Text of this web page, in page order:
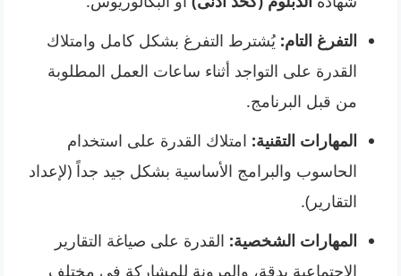
التفرغ التام: يُشترط التفرغ بشكل كامل وامتلاك
القدرة على التواجد أثناء ساعات العمل المطلوبة
من قبل البرنامج.
المهارات التقنية: امتلاك القدرة على استخدام
الحاسوب والبرامج الأساسية بشكل جيد جداً (لإعداد
التقارير).
المهارات الشخصية: القدرة على صياغة التقارير
الاجتماعية بدقة، والمرونة للمشاركة في مختلف